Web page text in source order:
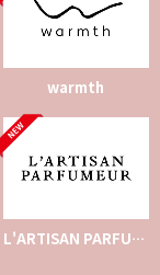
warmth
L'ARTISAN PARFUMEUR